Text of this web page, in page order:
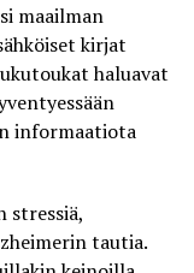
maailman
kirjat
haluavat
informaatiota
stressiä,
tautia.